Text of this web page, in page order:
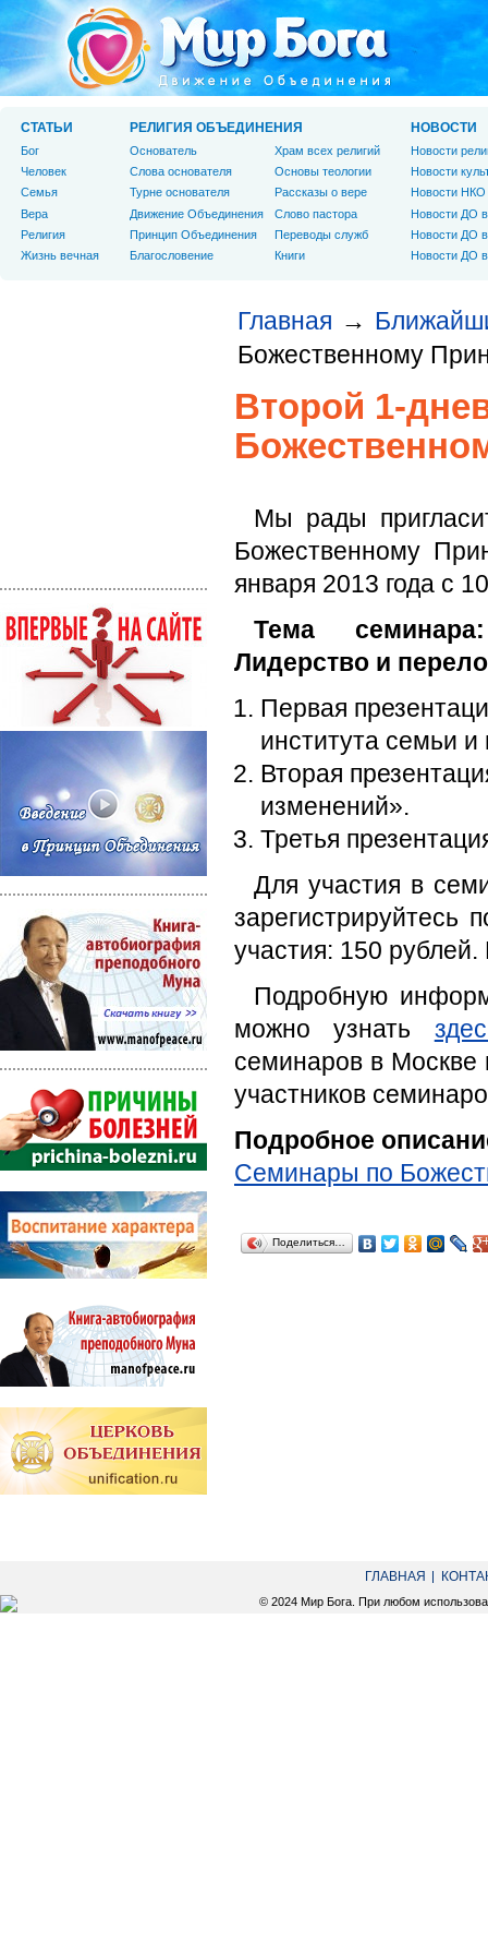
Главная →
Божественному
Второй 1-
Мы рады
Божественному
января 2013 года с
Тема
Лидерство и
Первая
института семьи
Вторая
изменений».
Третья
Для участия в
зарегистрируйтесь
участия: 150
Подробную
можно узнать
семинаров в Москве
участников
Подробное
Семинары по
Поделиться…
СТАТЬИ
Бог
Человек
Cемья
Вера
Религия
Жизнь вечная
РЕЛИГИЯ ОБЪЕДИНЕНИЯ
Основатель
Слова основателя
Турне основателя
Движение Объединения
Принцип Объединения
Благословение
Храм всех религий
Основы теологии
Рассказы о вере
Слово пастора
Переводы служб
Книги
НОВОСТИ
Новости
Новости
Новости НКО
Новости ДО
Новости ДО
Новости ДО
ГЛАВНАЯ
© 2024 Мир Бога. При любом